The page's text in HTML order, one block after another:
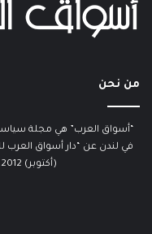
من نحن
“أسواق العرب” هي مجلة
في لندن عن “دار أسواق العرب
(أكتوبر) 2012. يرأس تحريرها كابي طبراني.